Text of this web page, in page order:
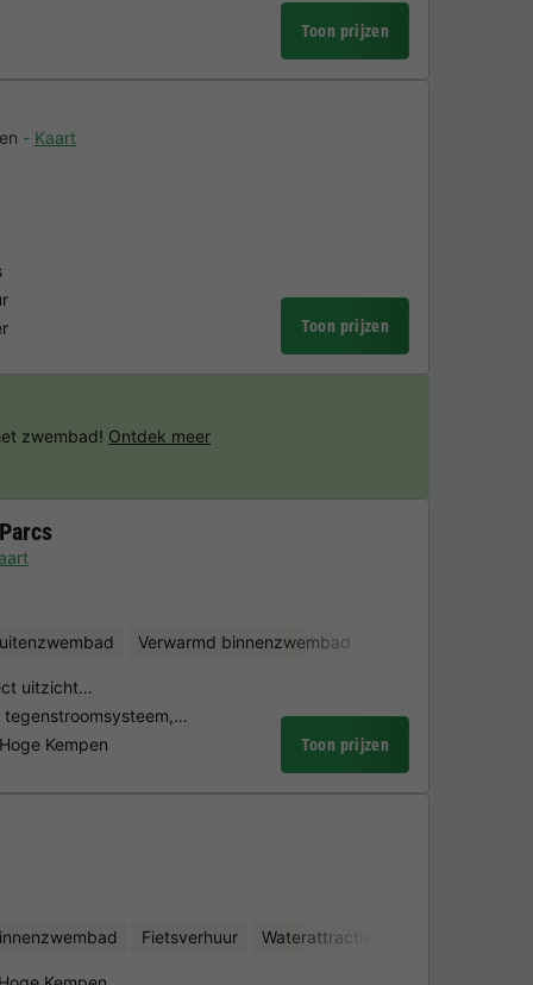
Toon prijzen
Kaart
Toon prijzen
Verwarmd binnenzwembad
uitzicht…
Kempen
Toon prijzen
Fietsverhuur Waterattracties
zwembad! Ontdek meer